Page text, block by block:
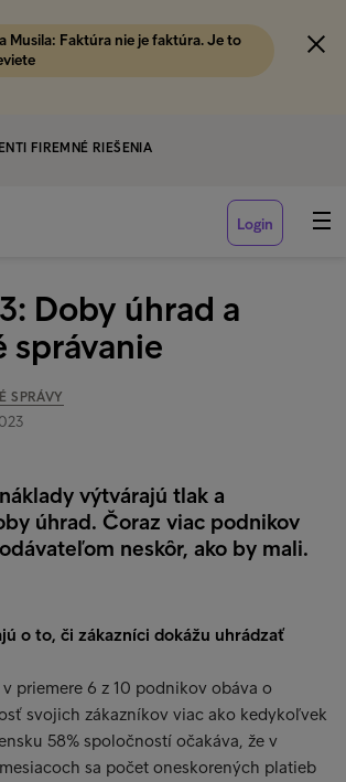
Musila: Faktúra nie je faktúra. Je to
FIREMNÉ RIEŠENIA
Login
Doby úhrad a
správanie
SPRÁVY
výtvárajú tlak a
úhrad. Čoraz viac podnikov
neskôr, ako by mali.
o to, či zákazníci dokážu uhrádzať
priemere 6 z 10 podnikov obáva o
svojich zákazníkov viac ako kedykoľvek
58% spoločností očakáva, že v
sa počet oneskorených platieb